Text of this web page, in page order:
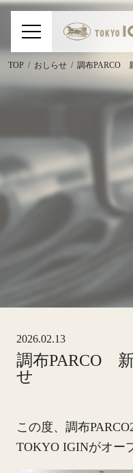
TOP おしらせ 調布PARCO
2026.02.13
調布PARCO
せ
この度、調布
TOKYO IGINがオー